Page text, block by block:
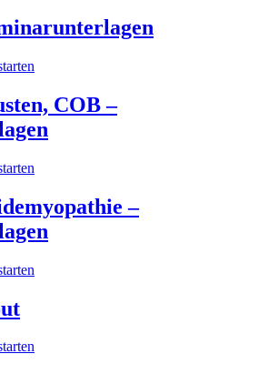
COB –
–